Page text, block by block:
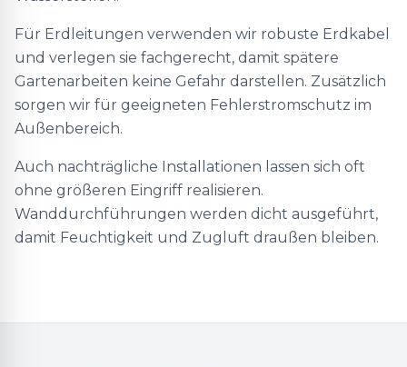
Für Erdleitungen verwenden wir robuste Erdkabel
und verlegen sie fachgerecht, damit spätere
Gartenarbeiten keine Gefahr darstellen. Zusätzlich
sorgen wir für geeigneten Fehlerstromschutz im
Außenbereich.
Auch nachträgliche Installationen lassen sich oft
ohne größeren Eingriff realisieren.
Wanddurchführungen werden dicht ausgeführt,
damit Feuchtigkeit und Zugluft draußen bleiben.